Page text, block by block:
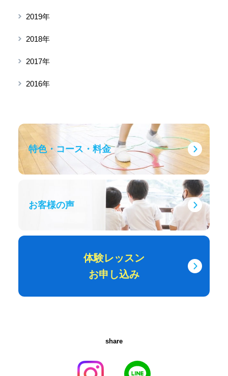
2019年
2018年
2017年
2016年
特色・コース・料金
お客様の声
体験レッスン
お申し込み
share